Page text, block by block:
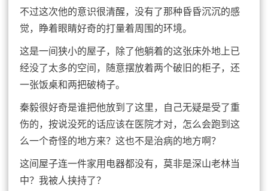
不过这次他的意识很清醒，没有了那种昏昏沉沉的感
觉，睁着眼睛好奇的打量着周围的环境。
这是一间狭小的屋子，除了他躺着的这张床外地上已
经没了太多的空间，随意摆放着两个破旧的柜子，还
一张饭桌和两把破椅子。
秦毅很好奇是谁把他放到了这里，自己无疑是受了重
伤的，按说没死的话应该在医院才对，怎么会跑到这
么一个奇怪的地方来？这也不是治病的地方啊？
这间屋子连一件家用电器都没有，莫非是深山老林当
中？我被人挟持了？